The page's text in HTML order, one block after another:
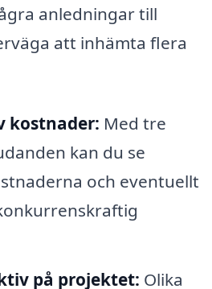
anledningar till
att inhämta flera
kostnader: Med tre
kan du se
och eventuellt
på projektet: Olika